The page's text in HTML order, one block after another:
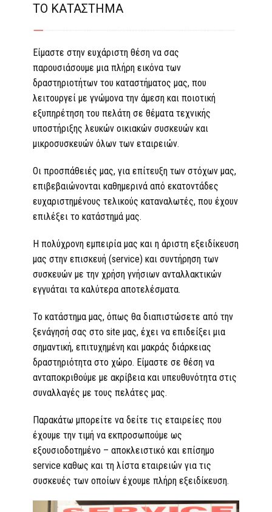
ΤΟ ΚΑΤΑΣΤΗΜΑ
Είμαστε στην ευχάριστη θέση να σας
παρουσιάσουμε μια πλήρη εικόνα των
δραστηριοτήτων του καταστήματος μας, που
λειτουργεί με γνώμονα την άμεση και ποιοτική
εξυπηρέτηση του πελάτη σε θέματα τεχνικής
υποστήριξης λευκών οικιακών συσκευών και
μικροσυσκευών όλων των εταιρειών.
Οι προσπάθειές μας, για επίτευξη των στόχων μας,
επιβεβαιώνονται καθημερινά από εκατοντάδες
ευχαριστημένους τελικούς καταναλωτές, που έχουν
επιλέξει το κατάστημά μας.
Η πολύχρονη εμπειρία μας και η άριστη εξειδίκευση
μας στην επισκευή (service) και συντήρηση των
συσκευών με την χρήση γνήσιων ανταλλακτικών
εγγυάται τα καλύτερα αποτελέσματα.
Το κατάστημα μας, όπως θα διαπιστώσετε από την
ξενάγησή σας στο site μας, έχει να επιδείξει μια
σημαντική, επιτυχημένη και μακράς διάρκειας
δραστηριότητα στο χώρο. Είμαστε σε θέση να
ανταποκριθούμε με ακρίβεια και υπευθυνότητα στις
συναλλαγές με τους πελάτες μας.
Παρακάτω μπορείτε να δείτε τις εταιρείες που
έχουμε την τιμή να εκπροσωπούμε ως
εξουσιοδοτημένο – αποκλειστικό και επίσημο
service καθως και τη λίστα εταιρειών για τις
συσκευές των οποίων έχουμε πλήρη εξειδίκευση.